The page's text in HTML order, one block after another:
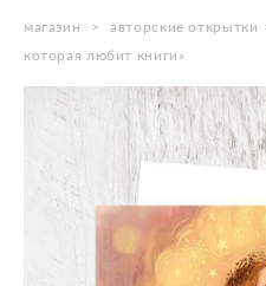
магазин > авторские открытки
которая любит книги»